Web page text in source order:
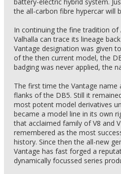
the all-carbon fibre hypercar will
In continuing the fine tradition of
Valhalla can trace its lineage
Vantage designation was given
of the then current model, the
badging was never applied, the
The first time the Vantage name
flanks of the DB5. Still it
most potent model derivatives
became a model line in its own
that acclaimed family of V8 and
remembered as the most
history. Since then the all-new
Vantage has fast forged a
dynamically focussed series